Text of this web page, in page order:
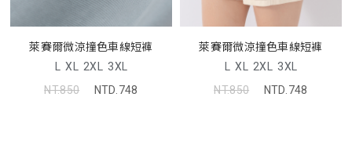
萊賽爾微涼撞色車線短褲
L XL 2XL 3XL
NT.850
NTD.748
萊賽爾微涼撞色車線短褲
L XL 2XL 3XL
NT.850
NTD.748